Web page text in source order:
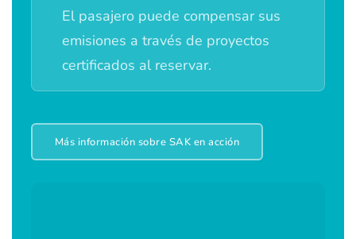
El pasajero puede compensar sus
emisiones a través de proyectos
certificados al reservar.
Más información sobre SAK en acción